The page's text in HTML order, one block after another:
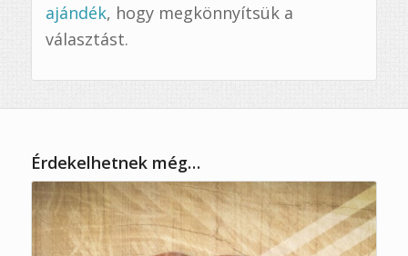
ajándék, hogy megkönnyítsük a
választást.
Érdekelhetnek még…